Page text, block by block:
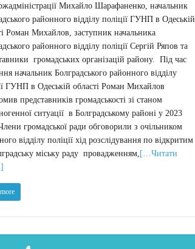
Михайло Шарафаненко, начальник
районного відділу поліції ГУНП в Одеській
Роман Михайлов, заступник начальника
районного відділу поліції Сергій Ряпов та
громадських організацій району. Під час
начальник Болградського районного відділу
ГУНП в Одеській області Роман Михайлов
представників громадськості зі станом
ситуації в Болградському районі у 2023
громадської ради обговорили з очільником
відділу поліції хід розслідування по відкритим
міську раду провадженням, […Читати